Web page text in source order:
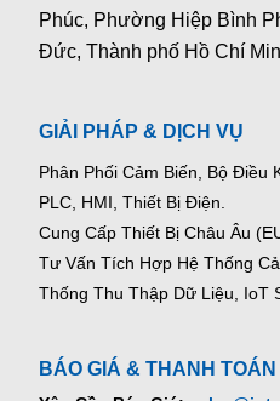
Phúc, Phường Hiệp Bình
Đức, Thành phố Hồ Chí
GIẢI PHÁP & DỊCH VỤ
Phân Phối Cảm Biến, Bộ Điều
PLC, HMI, Thiết Bị Điện.
Cung Cấp Thiết Bị Châu Âu
Tư Vấn Tích Hợp Hệ Thống
Thống Thu Thập Dữ Liệu, IoT
BÁO GIÁ & THANH TOÁN